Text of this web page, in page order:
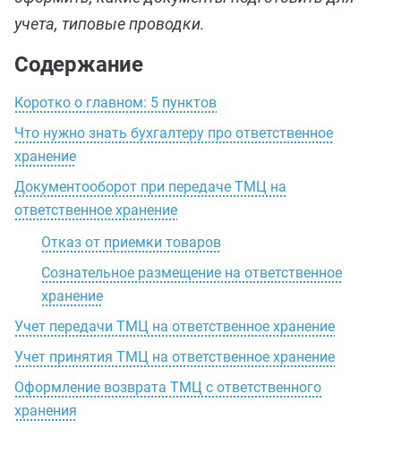
учета, типовые проводки.
Содержание
Коротко о главном: 5 пунктов
Что нужно знать бухгалтеру про ответственное
хранение
Документооборот при передаче ТМЦ на
ответственное хранение
Отказ от приемки товаров
Сознательное размещение на ответственное
хранение
Учет передачи ТМЦ на ответственное хранение
Учет принятия ТМЦ на ответственное хранение
Оформление возврата ТМЦ с ответственного
хранения